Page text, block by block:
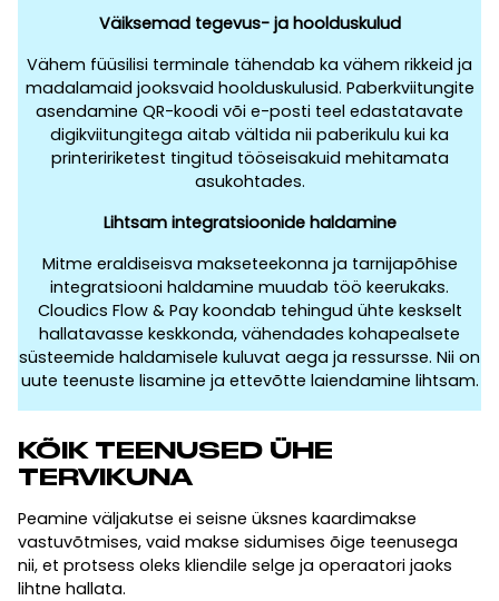
Väiksemad tegevus- ja hoolduskulud
Vähem füüsilisi terminale tähendab ka vähem rikkeid ja
madalamaid jooksvaid hoolduskulusid. Paberkviitungite
asendamine QR-koodi või e-posti teel edastatavate
digikviitungitega aitab vältida nii paberikulu kui ka
printeririketest tingitud tööseisakuid mehitamata
asukohtades.
Lihtsam integratsioonide haldamine
Mitme eraldiseisva makseteekonna ja tarnijapõhise
integratsiooni haldamine muudab töö keerukaks.
Cloudics Flow & Pay koondab tehingud ühte keskselt
hallatavasse keskkonda, vähendades kohapealsete
süsteemide haldamisele kuluvat aega ja ressursse. Nii on
uute teenuste lisamine ja ettevõtte laiendamine lihtsam.
KÕIK TEENUSED ÜHE
TERVIKUNA
Peamine väljakutse ei seisne üksnes kaardimakse
vastuvõtmises, vaid makse sidumises õige teenusega
nii, et protsess oleks kliendile selge ja operaatori jaoks
lihtne hallata.